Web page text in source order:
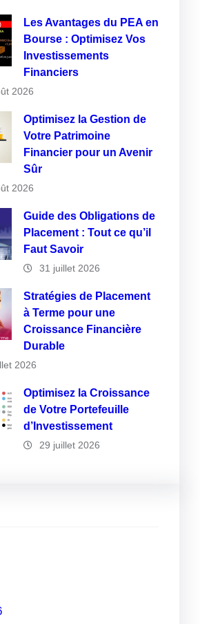
Les Avantages du PEA en
Bourse : Optimisez Vos
Investissements
Financiers
2026
Optimisez la Gestion de
Votre Patrimoine
Financier pour un Avenir
Sûr
2026
Guide des Obligations de
Placement : Tout ce qu’il
Faut Savoir
31 juillet 2026
Stratégies de Placement
à Terme pour une
Croissance Financière
Durable
2026
Optimisez la Croissance
de Votre Portefeuille
d’Investissement
29 juillet 2026